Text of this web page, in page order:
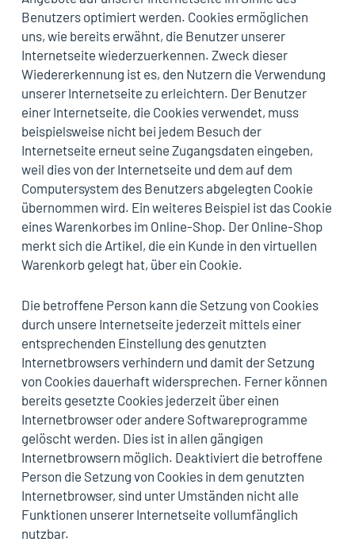
Benutzers optimiert werden. Cookies ermöglichen
uns, wie bereits erwähnt, die Benutzer unserer
Internetseite wiederzuerkennen. Zweck dieser
Wiedererkennung ist es, den Nutzern die Verwendung
unserer Internetseite zu erleichtern. Der Benutzer
einer Internetseite, die Cookies verwendet, muss
beispielsweise nicht bei jedem Besuch der
Internetseite erneut seine Zugangsdaten eingeben,
weil dies von der Internetseite und dem auf dem
Computersystem des Benutzers abgelegten Cookie
übernommen wird. Ein weiteres Beispiel ist das Cookie
eines Warenkorbes im Online-Shop. Der Online-Shop
merkt sich die Artikel, die ein Kunde in den virtuellen
Warenkorb gelegt hat, über ein Cookie.
Die betroffene Person kann die Setzung von Cookies
durch unsere Internetseite jederzeit mittels einer
entsprechenden Einstellung des genutzten
Internetbrowsers verhindern und damit der Setzung
von Cookies dauerhaft widersprechen. Ferner können
bereits gesetzte Cookies jederzeit über einen
Internetbrowser oder andere Softwareprogramme
gelöscht werden. Dies ist in allen gängigen
Internetbrowsern möglich. Deaktiviert die betroffene
Person die Setzung von Cookies in dem genutzten
Internetbrowser, sind unter Umständen nicht alle
Funktionen unserer Internetseite vollumfänglich
nutzbar.